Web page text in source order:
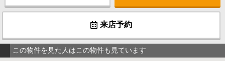
来店予約
この物件を見た人はこの物件も見ています